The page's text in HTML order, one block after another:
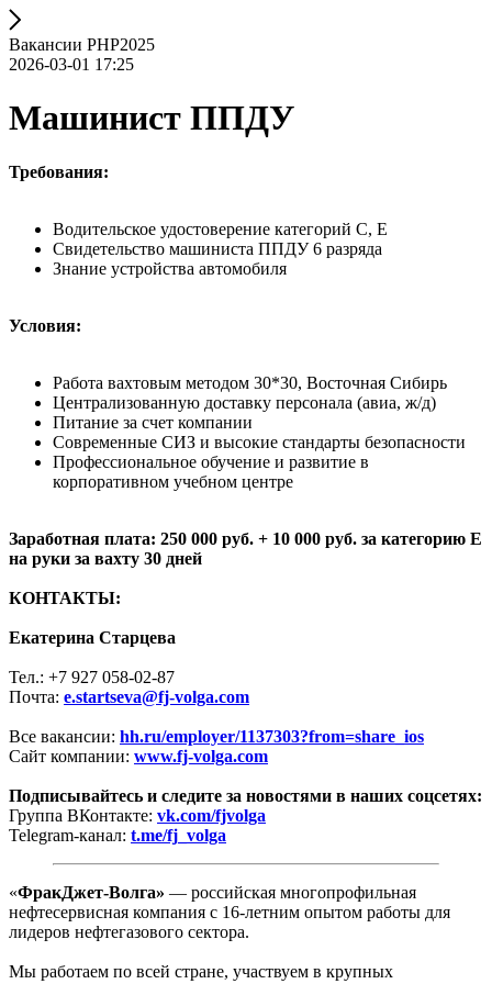
Вакансии РНР2025
2026-03-01 17:25
Машинист ППДУ
Требования:
Водительское удостоверение категорий C, E
Свидетельство машиниста ППДУ 6 разряда
Знание устройства автомобиля
Условия:
Работа вахтовым методом 30*30, Восточная Сибирь
Централизованную доставку персонала (авиа, ж/д)
Питание за счет компании
Современные СИЗ и высокие стандарты безопасности
Профессиональное обучение и развитие в
корпоративном учебном центре
Заработная плата: 250 000 руб. + 10 000 руб. за категорию E
на руки за вахту 30 дней
КОНТАКТЫ:
Екатерина Старцева
Тел.: +7 927 058-02-87
Почта: e.startseva@fj-volga.com
Все вакансии: hh.ru/employer/1137303?from=share_ios
Сайт компании: www.fj-volga.com
Подписывайтесь и следите за новостями в наших соцсетях:
Группа ВКонтакте: vk.com/fjvolga
Telegram-канал: t.me/fj_volga
«ФракДжет‑Волга» — российская многопрофильная
нефтесервисная компания с 16-летним опытом работы для
лидеров нефтегазового сектора.
Мы работаем по всей стране, участвуем в крупных